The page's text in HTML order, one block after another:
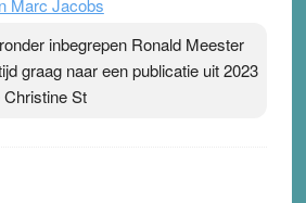
Marc Jacobs
inbegrepen Ronald Meester
graag naar een publicatie uit 2023
St